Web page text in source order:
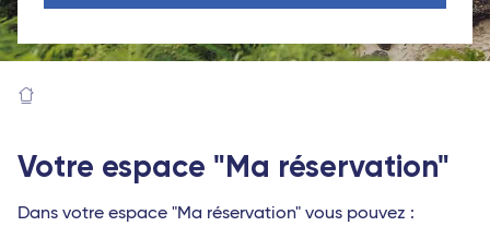
Votre espace "Ma réservation"
Dans votre espace "Ma réservation" vous pouvez :